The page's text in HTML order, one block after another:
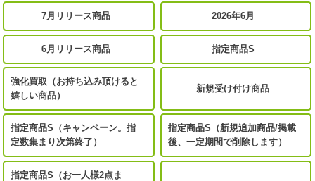
7月リリース商品 2026年6月
6月リリース商品 指定商品S
強化買取（お持ち込み頂けると
嬉しい商品）
新規受け付け商品
指定商品S（キャンペーン。指
定数集まり次第終了）
指定商品S（新規追加商品/掲載
後、一定期間で削除します）
指定商品S（お一人様2点ま